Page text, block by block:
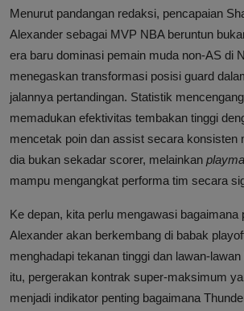
Menurut pandangan redaksi, pencapaian
Alexander sebagai MVP NBA beruntun
era baru dominasi pemain muda non-AS di
menegaskan transformasi posisi guard
jalannya pertandingan. Statistik
memadukan efektivitas tembakan tinggi
mencetak poin dan assist secara konsisten
dia bukan sekadar scorer, melainkan
mampu mengangkat performa tim secara
Ke depan, kita perlu mengawasi bagaimana
Alexander akan berkembang di babak
menghadapi tekanan tinggi dan lawan-
itu, pergerakan kontrak super-maksimum
menjadi indikator penting bagaimana